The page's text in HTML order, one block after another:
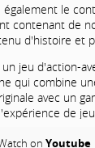
le
contenant de
d'histoire et
jeu d'action-
qui combine
avec un
de
pour les
onYoutube